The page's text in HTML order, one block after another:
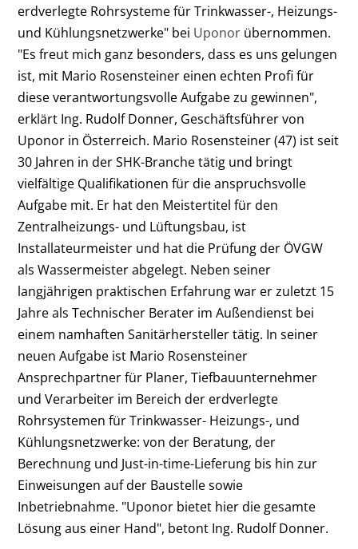
erdverlegte Rohrsysteme für Trinkwasser-, Heizungs-
und Kühlungsnetzwerke" bei Uponor übernommen.
"Es freut mich ganz besonders, dass es uns gelungen
ist, mit Mario Rosensteiner einen echten Profi für
diese verantwortungsvolle Aufgabe zu gewinnen",
erklärt Ing. Rudolf Donner, Geschäftsführer von
Uponor in Österreich. Mario Rosensteiner (47) ist seit
30 Jahren in der SHK-Branche tätig und bringt
vielfältige Qualifikationen für die anspruchsvolle
Aufgabe mit. Er hat den Meistertitel für den
Zentralheizungs- und Lüftungsbau, ist
Installateurmeister und hat die Prüfung der ÖVGW
als Wassermeister abgelegt. Neben seiner
langjährigen praktischen Erfahrung war er zuletzt 15
Jahre als Technischer Berater im Außendienst bei
einem namhaften Sanitärhersteller tätig. In seiner
neuen Aufgabe ist Mario Rosensteiner
Ansprechpartner für Planer, Tiefbauunternehmer
und Verarbeiter im Bereich der erdverlegte
Rohrsystemen für Trinkwasser- Heizungs-, und
Kühlungsnetzwerke: von der Beratung, der
Berechnung und Just-in-time-Lieferung bis hin zur
Einweisungen auf der Baustelle sowie
Inbetriebnahme. "Uponor bietet hier die gesamte
Lösung aus einer Hand", betont Ing. Rudolf Donner.